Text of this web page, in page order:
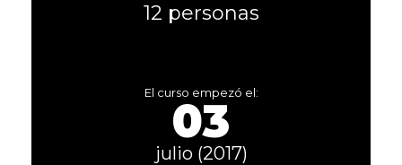
12 personas
El curso empezó el:
03
julio (2017)